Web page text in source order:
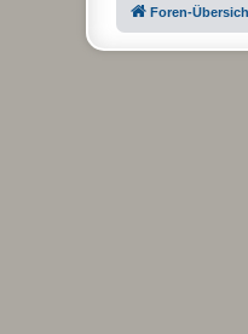
Foren-